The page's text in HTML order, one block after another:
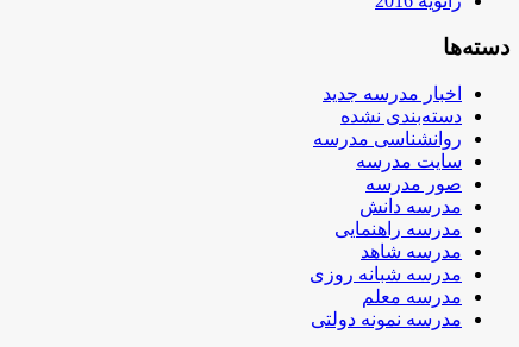
دسته‌ها
اخبار مدرسه جدید
دسته‌بندی نشده
روانشناسی مدرسه
سایت مدرسه
صور مدرسه
مدرسه دانش
مدرسه راهنمایی
مدرسه شاهد
مدرسه شبانه روزی
مدرسه معلم
مدرسه نمونه دولتی